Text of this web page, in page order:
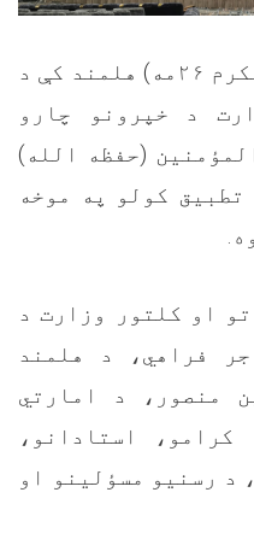
دوشنبه( ۱۴۴۷ د شوال المکرم ۲۶مه) هلمند کې د
د خپرونو چارو
(حفظه الله)
تطبیق کولو په موخه
او کلتور وزارت د
فراهي، د هلمند
منصور، د امارتي
کرامو، استادانو،
د رسنیو مسؤلینو او